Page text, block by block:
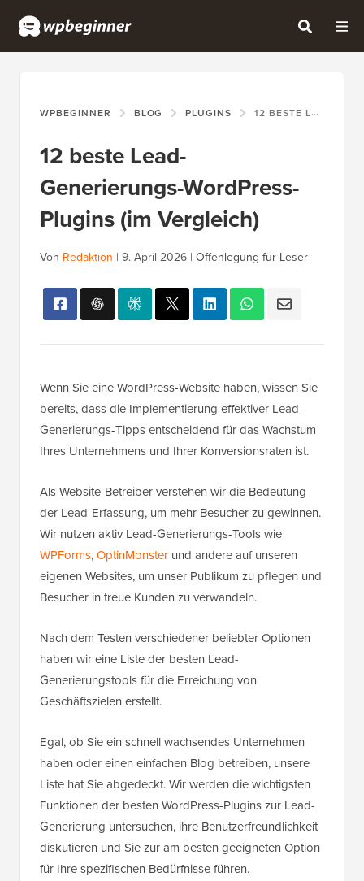
WPBEGINNER BLOG PLUGINS 12 BESTE LEAD-GENERIERUNGS-WORDPRESS-PLUGINS (IM VERGLEICH)
12 beste Lead-
Generierungs-WordPress-
Plugins (im Vergleich)
Von Redaktion | 9. April 2026 | Offenlegung für Leser
Wenn Sie eine WordPress-Website haben, wissen Sie
bereits, dass die Implementierung effektiver Lead-
Generierungs-Tipps entscheidend für das Wachstum
Ihres Unternehmens und Ihrer Konversionsraten ist.
Als Website-Betreiber verstehen wir die Bedeutung
der Lead-Erfassung, um mehr Besucher zu gewinnen.
Wir nutzen aktiv Lead-Generierungs-Tools wie
WPForms,OptinMonster und andere auf unseren
eigenen Websites, um unser Publikum zu pflegen und
Besucher in treue Kunden zu verwandeln.
Nach dem Testen verschiedener beliebter Optionen
haben wir eine Liste der besten Lead-
Generierungstools für die Erreichung von
Geschäftszielen erstellt.
Egal, ob Sie ein schnell wachsendes Unternehmen
haben oder einen einfachen Blog betreiben, unsere
Liste hat Sie abgedeckt. Wir werden die wichtigsten
Funktionen der besten WordPress-Plugins zur Lead-
Generierung untersuchen, ihre Benutzerfreundlichkeit
diskutieren und Sie zur am besten geeigneten Option
für Ihre spezifischen Bedürfnisse führen.